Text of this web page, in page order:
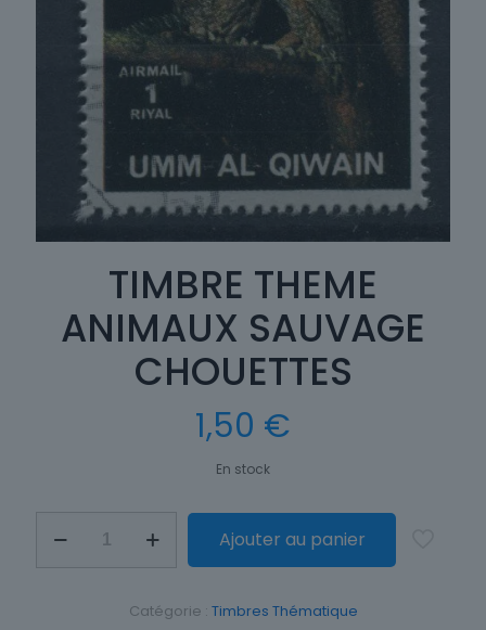
TIMBRE THEME
ANIMAUX SAUVAGE
CHOUETTES
1,50 €
En stock
Ajouter au panier
Catégorie : Timbres Thématique